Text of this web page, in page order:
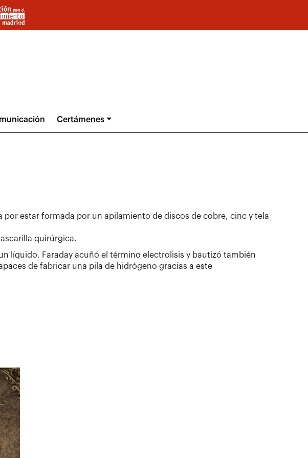
Certámenes
estar formada por un apilamiento de discos de cobre, cinc y tela
quirúrgica.
líquido. Faraday acuñó el término electrolisis y bautizó también
de fabricar una pila de hidrógeno gracias a este